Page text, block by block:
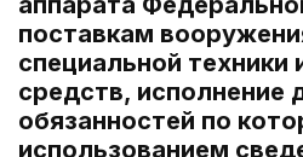
поставкам
специальной
средств, исполнение
обязанностей по
использованием